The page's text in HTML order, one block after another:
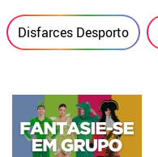
Disfarces Desporto